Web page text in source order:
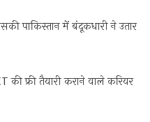
पाकिस्तान में बंदूकधारी ने उतार
की फ्री तैयारी कराने वाले करियर